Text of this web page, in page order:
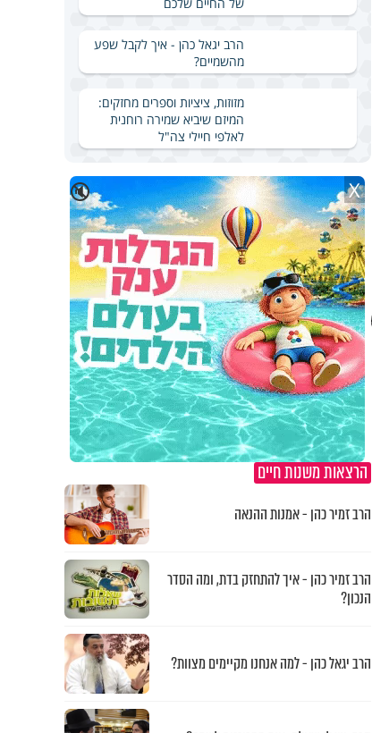
הרב יגאל כהן - איך לקבל שפע
מהשמיים?
מזוזות, ציציות וספרים מחזקים:
המיזם שיביא שמירה רוחנית
לאלפי חיילי צה"ל
🔇 X
הרצאות משנות חיים
הרב זמיר כהן - אמנות ההנאה
הרב זמיר כהן - איך להתחזק בדת, ומה הסדר
הנכון?
הרב יגאל כהן - למה אנחנו מקיימים מצוות?